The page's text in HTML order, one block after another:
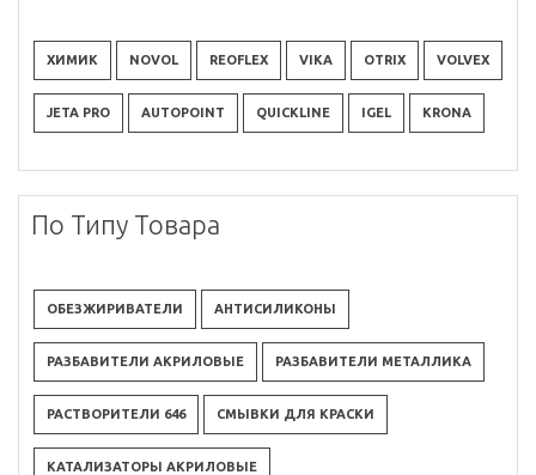
ХИМИК NOVOL REOFLEX VIKA OTRIX VOLVEX
JETA PRO AUTOPOINT QUICKLINE IGEL KRONA
По Типу Товара
ОБЕЗЖИРИВАТЕЛИ АНТИСИЛИКОНЫ
РАЗБАВИТЕЛИ АКРИЛОВЫЕ РАЗБАВИТЕЛИ МЕТАЛЛИКА
РАСТВОРИТЕЛИ 646 СМЫВКИ ДЛЯ КРАСКИ
КАТАЛИЗАТОРЫ АКРИЛОВЫЕ